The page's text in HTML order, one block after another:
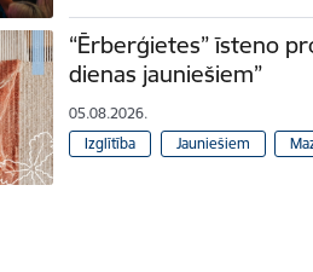
“Ērberģietes” īsteno
dienas jauniešiem”
05.08.2026.
Izglītība
Jauniešiem